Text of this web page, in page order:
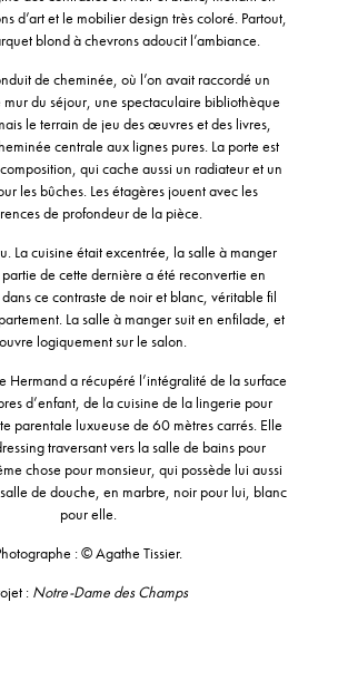
d’art et le mobilier design très coloré. Partout,
blond à chevrons adoucit l’ambiance.
de cheminée, où l’on avait raccordé un
mur du séjour, une spectaculaire bibliothèque
le terrain de jeu des œuvres et des livres,
centrale aux lignes pures. La porte est
qui cache aussi un radiateur et un
les bûches. Les étagères jouent avec les
de profondeur de la pièce.
La cuisine était excentrée, la salle à manger
de cette dernière a été reconvertie en
ce contraste de noir et blanc, véritable fil
La salle à manger suit en enfilade, et
logiquement sur le salon.
Hermand a récupéré l’intégralité de la surface
d’enfant, de la cuisine de la lingerie pour
parentale luxueuse de 60 mètres carrés. Elle
traversant vers la salle de bains pour
chose pour monsieur, qui possède lui aussi
de douche, en marbre, noir pour lui, blanc
pour elle.
: © Agathe Tissier.
: Notre-Dame des Champs